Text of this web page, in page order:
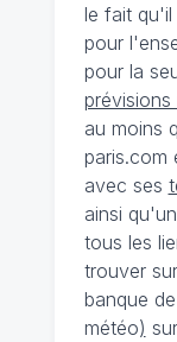
le fait qu'il
pour
pour la
prévisions
au moins
paris.com
avec ses
ainsi
tous les
trouver
banque
météo)